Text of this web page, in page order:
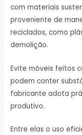
com materiais
proveniente de
reciclados, como
demolição.
Evite móveis feitos
podem conter
fabricante adota
produtivo.
Entre elas o uso